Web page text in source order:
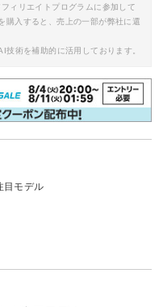
ィリエイトプログラムに参加して
購入すると、売上の一部が弊社に還
術を補助的に活用しております。
目モデル